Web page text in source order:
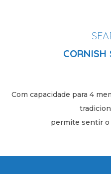
CORNISH
Com capacidade para 4
permite sentir o